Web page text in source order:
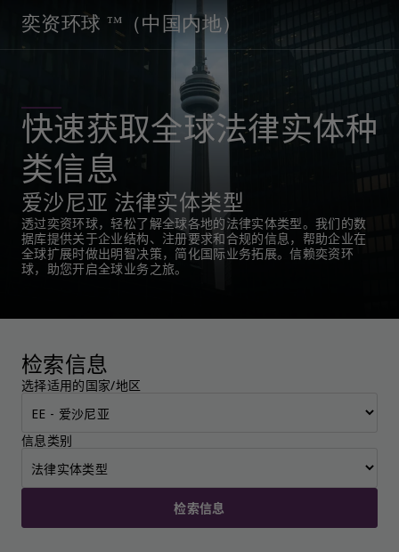
奕资环球 ™（中国内地）
快速获取全球法律实体种
类信息
爱沙尼亚 法律实体类型
透过奕资环球，轻松了解全球各地的法律实体类型。我们的数
据库提供关于企业结构、注册要求和合规的信息，帮助企业在
全球扩展时做出明智决策，简化国际业务拓展。信赖奕资环
球，助您开启全球业务之旅。
检索信息
选择适用的国家/地区
信息类别
检索信息